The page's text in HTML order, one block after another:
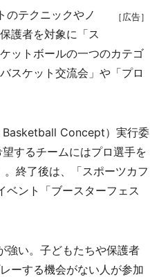
［広告］
テクニックやノ
護者を対象に「ス
ットボールの一つのカテゴ
スケット交流会」や「プロ
Concept）実行委
するチームにはプロ選手を
終了後は、「スポーツカフ
ベント「ブースターフェス
い。子どもたちや保護者
ーする機会がない人が参加